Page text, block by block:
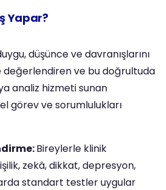
Yapar?
düşünce ve davranışlarını
ve bu doğrultuda
analiz hizmeti sunan
görev ve sorumlulukları
Bireylerle klinik
zekâ, dikkat, depresyon,
standart testler uygular